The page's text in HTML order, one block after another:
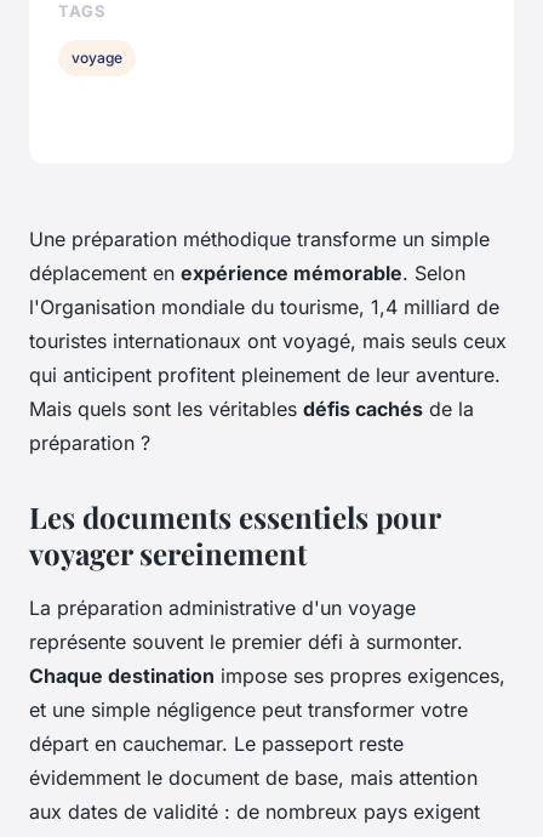
Une préparation méthodique transforme un simple
déplacement en expérience mémorable. Selon
l'Organisation mondiale du tourisme, 1,4 milliard de
touristes internationaux ont voyagé, mais seuls ceux
qui anticipent profitent pleinement de leur aventure.
Mais quels sont les véritables défis cachés de la
préparation ?
Les documents essentiels pour
voyager sereinement
La préparation administrative d'un voyage
représente souvent le premier défi à surmonter.
Chaque destination impose ses propres exigences,
et une simple négligence peut transformer votre
départ en cauchemar. Le passeport reste
évidemment le document de base, mais attention
aux dates de validité : de nombreux pays exigent
TAGS
voyage